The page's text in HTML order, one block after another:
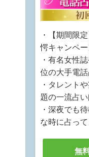
・【期間限
愕キャンペ
・有名女性
位の大手電話
・タレント
題の一流占
・深夜でも
な時に占っ
無